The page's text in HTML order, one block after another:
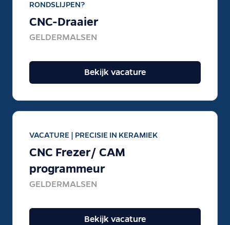
RONDSLIJPEN?
CNC-Draaier
GELDERMALSEN
Bekijk vacature
VACATURE | PRECISIE IN KERAMIEK
CNC Frezer/ CAM
programmeur
GELDERMALSEN
Bekijk vacature